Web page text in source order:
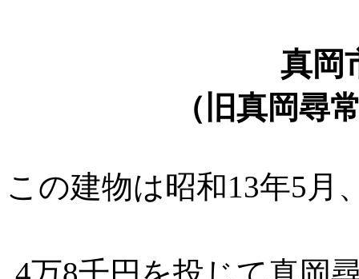
真岡
（旧真岡尋
この建物は昭和13年5月